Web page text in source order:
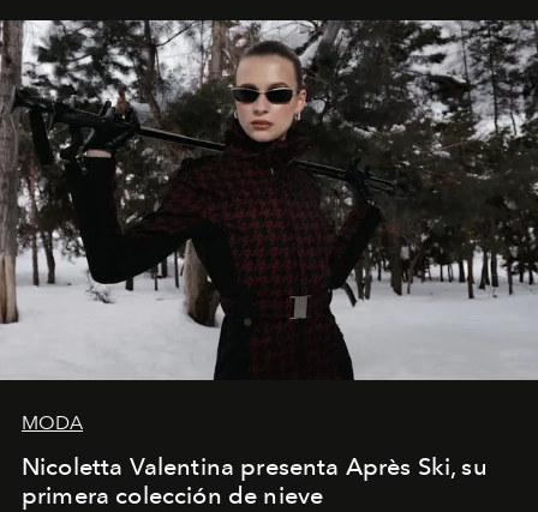
MODA
Nicoletta Valentina presenta Après Ski, su
primera colección de nieve